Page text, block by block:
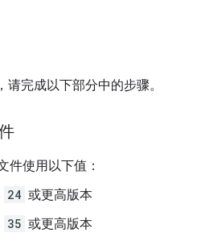
完成以下部分中的步骤。
件使用以下值：
24 或更高版本
35 或更高版本